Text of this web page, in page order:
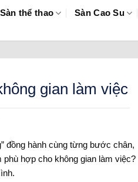
Sàn thể thao Sàn Cao Su
gian làm việc
đồng hành cùng từng bước chân,
hợp cho không gian làm việc?